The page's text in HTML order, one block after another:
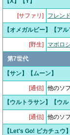
[サファリ] フレン
【オメガルビー】【アル
[野生] マボロ
第7世代
【サン】【ムーン】
[通信] 他のソ
【ウルトラサン】【ウル
[通信] 他のソ
【Let's Go! ピカチュウ